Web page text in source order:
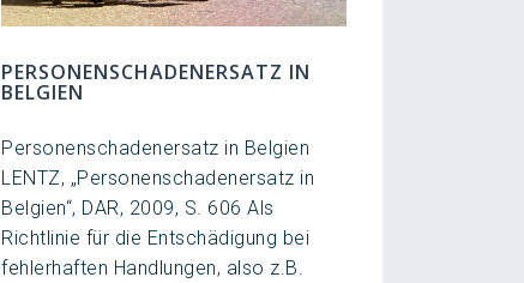
PERSONENSCHADENERSATZ IN
BELGIEN
Personenschadenersatz in Belgien
LENTZ, „Personenschadenersatz in
Belgien“, DAR, 2009, S. 606 Als
Richtlinie für die Entschädigung bei
fehlerhaften Handlungen, also z.B.